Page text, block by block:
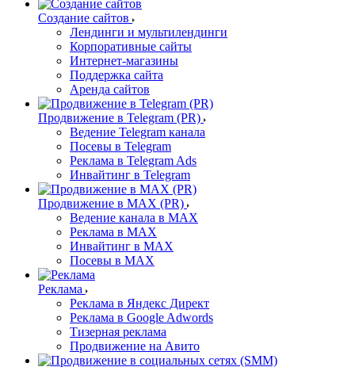
Создание сайтов
Лендинги и мультилендинги
Корпоративные сайты
Интернет-магазины
Поддержка сайта
Аренда сайтов
Продвижение в Telegram (PR)
Ведение Telegram канала
Посевы в Telegram
Реклама в Telegram Ads
Инвайтинг в Telegram
Продвижение в MAX (PR)
Ведение канала в MAX
Реклама в MAX
Инвайтинг в MAX
Посевы в MAX
Реклама
Реклама в Яндекс Директ
Реклама в Google Adwords
Тизерная реклама
Продвижение на Авито